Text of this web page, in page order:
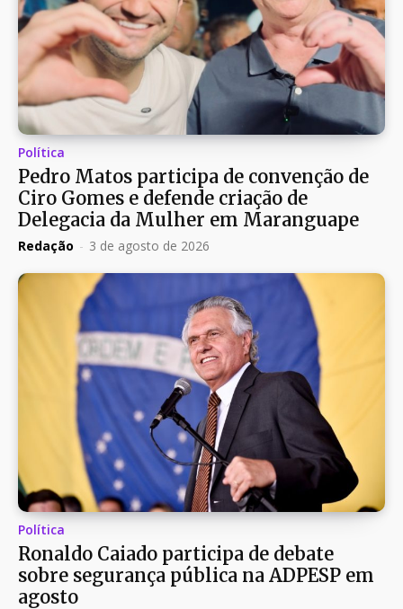
Política
Pedro Matos participa de convenção de
Ciro Gomes e defende criação de
Delegacia da Mulher em Maranguape
Redação - 3 de agosto de 2026
Política
Ronaldo Caiado participa de debate
sobre segurança pública na ADPESP em
agosto